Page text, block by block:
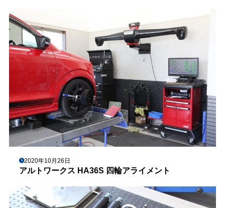
2020年10月26日
アルトワークス HA36S 四輪アライメント